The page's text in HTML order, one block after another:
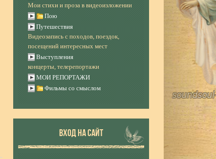
Мои стихи и проза в видеоизложении
Пою
Путешествия
Видеозапись с походов, поездок,
посещений интересных мест
Выступления
концерты, телерепортажи
МОИ РЕПОРТАЖИ
Фильмы со смыслом
ВХОД НА САЙТ